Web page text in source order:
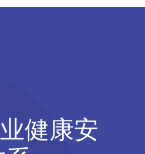
索
健康安